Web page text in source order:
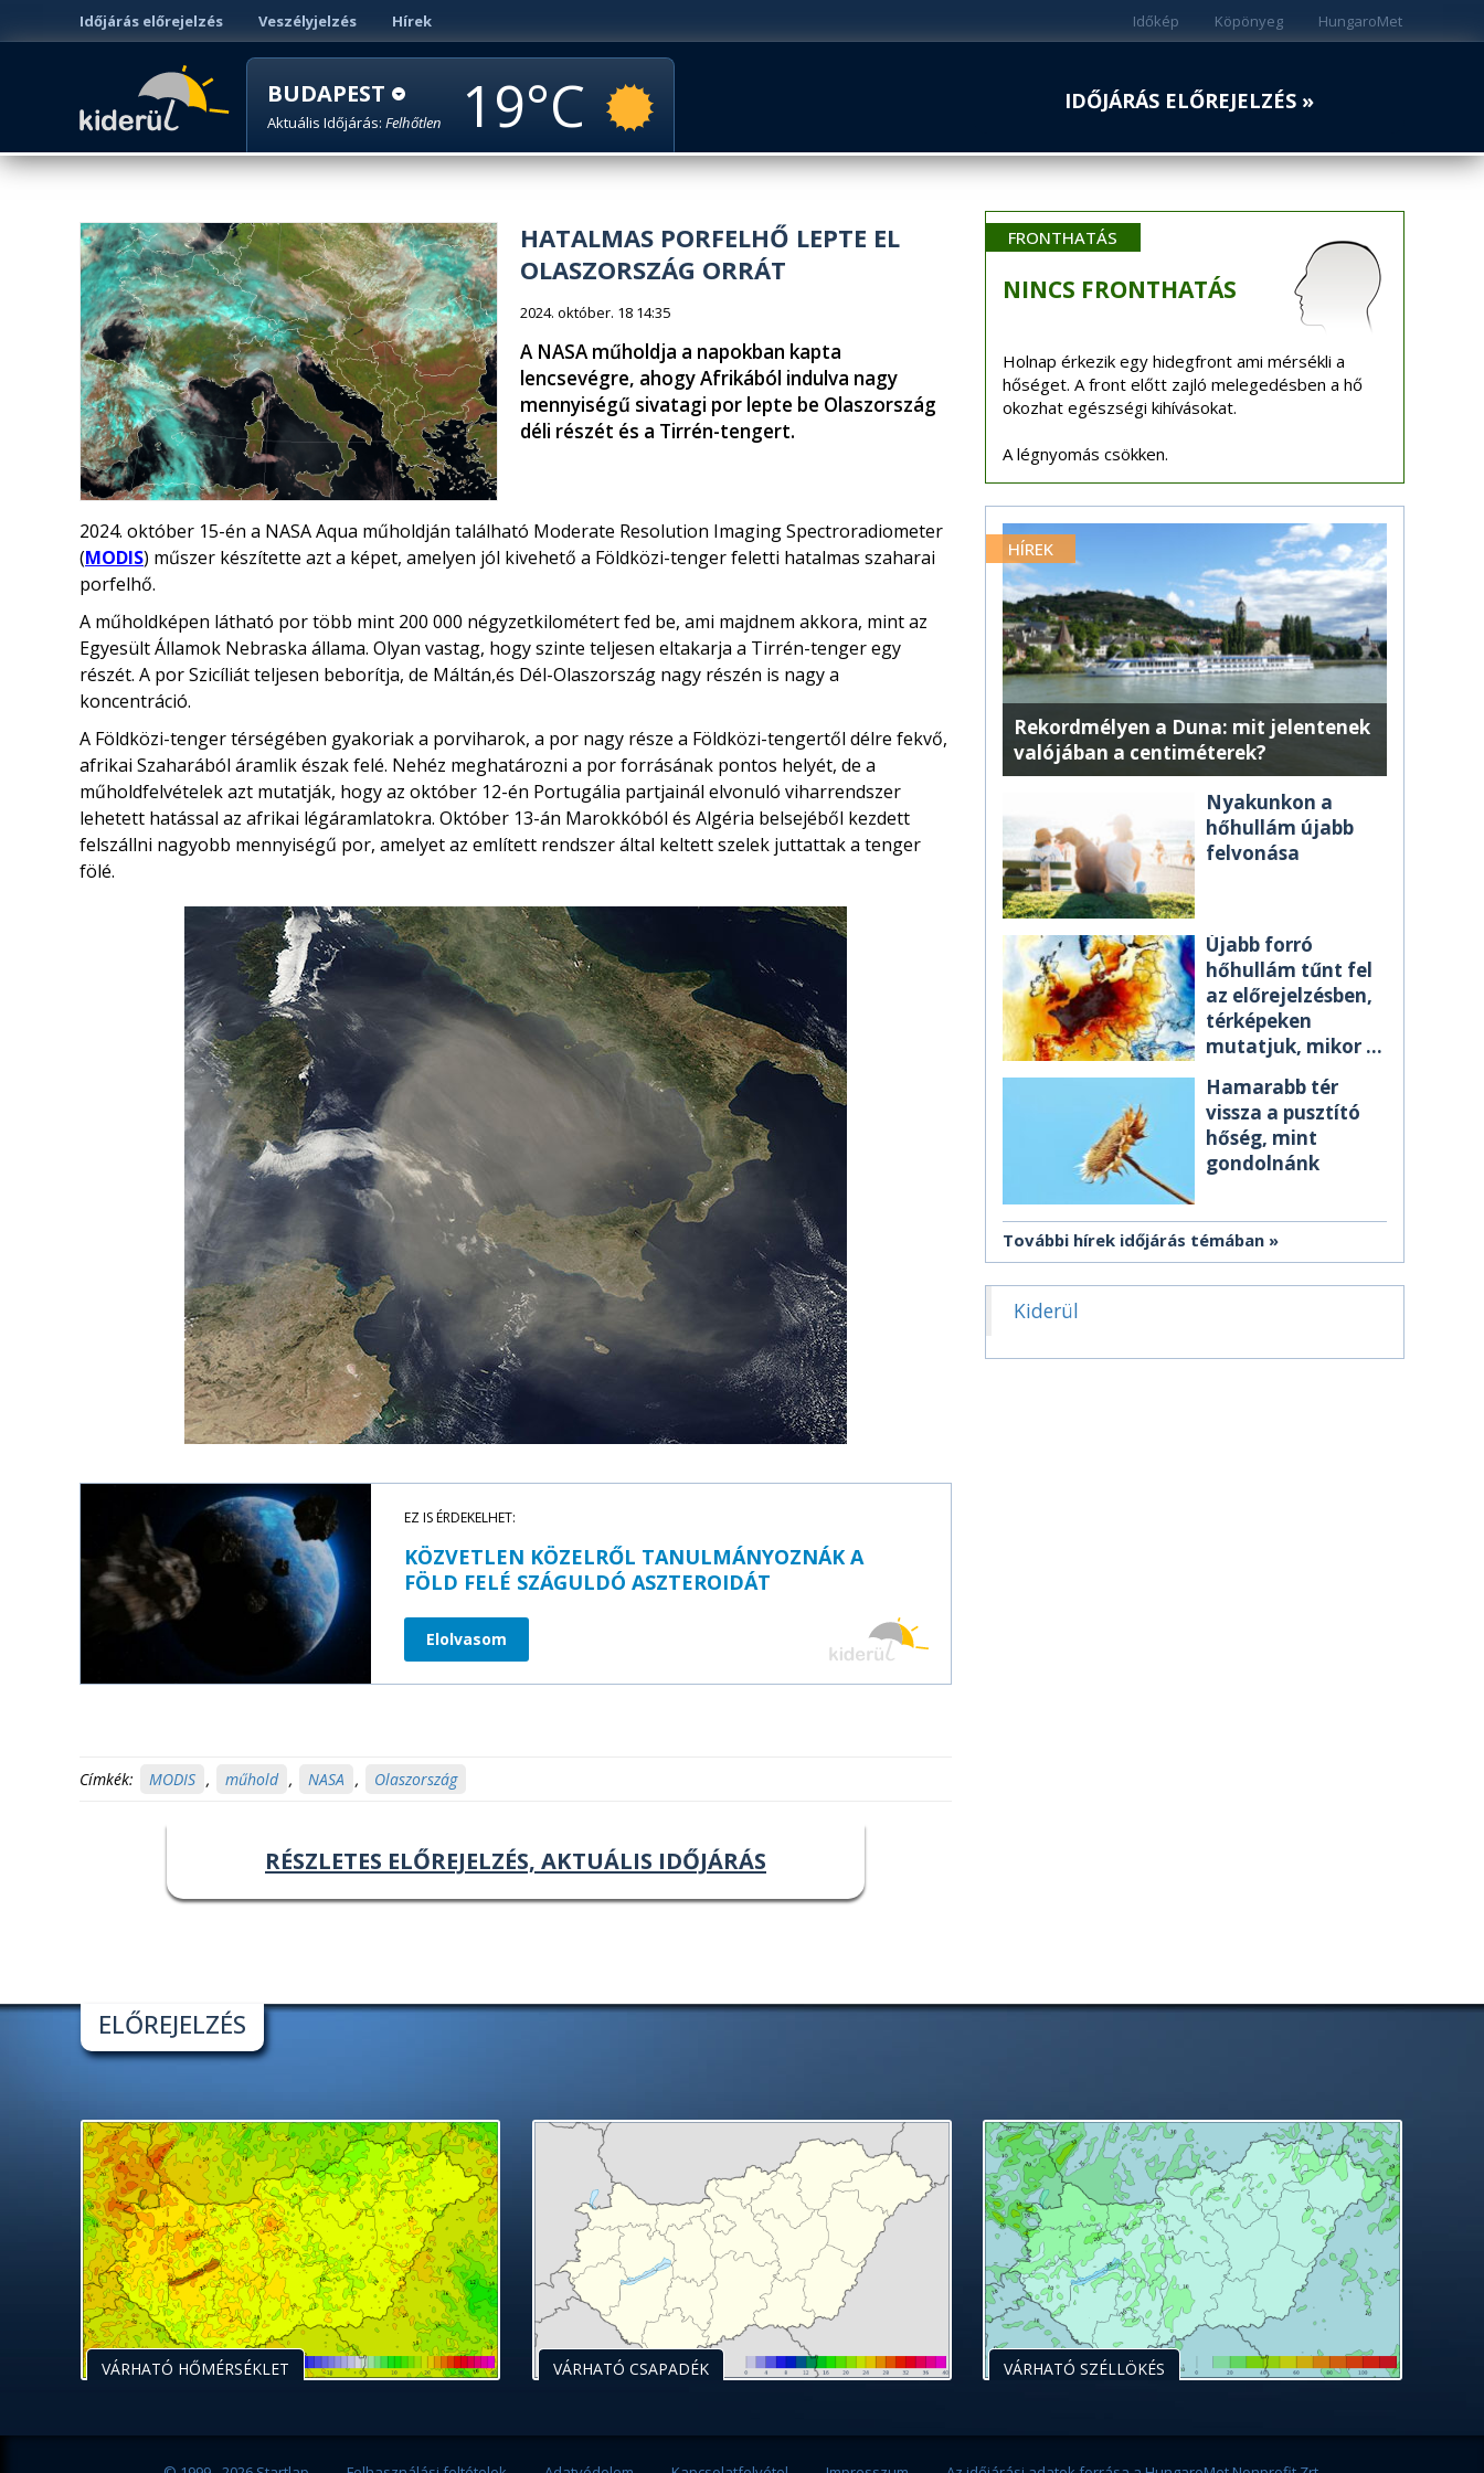
Időjárás előrejelzés Veszélyjelzés Hírek HungaroMet
Köpönyeg
Időkép
BUDAPEST
Aktuális Időjárás: Felhőtlen 19 IDŐJÁRÁS ELŐREJELZÉS »
HATALMAS PORFELHŐ LEPTE EL
OLASZORSZÁG ORRÁT
2024. október. 18 14:35
A NASA műholdja a napokban kapta
lencsevégre, ahogy Afrikából indulva nagy
mennyiségű sivatagi por lepte be Olaszország
déli részét és a Tirrén-tengert.
2024. október 15-én a NASA Aqua műholdján található Moderate Resolution Imaging Spectroradiometer
(MODIS) műszer készítette azt a képet, amelyen jól kivehető a Földközi-tenger feletti hatalmas szaharai
porfelhő.
A műholdképen látható por több mint 200 000 négyzetkilométert fed be, ami majdnem akkora, mint az
Egyesült Államok Nebraska állama. Olyan vastag, hogy szinte teljesen eltakarja a Tirrén-tenger egy
részét. A por Szicíliát teljesen beborítja, de Máltán,és Dél-Olaszország nagy részén is nagy a
koncentráció.
A Földközi-tenger térségében gyakoriak a porviharok, a por nagy része a Földközi-tengertől délre fekvő,
afrikai Szaharából áramlik észak felé. Nehéz meghatározni a por forrásának pontos helyét, de a
műholdfelvételek azt mutatják, hogy az október 12-én Portugália partjainál elvonuló viharrendszer
lehetett hatással az afrikai légáramlatokra. Október 13-án Marokkóból és Algéria belsejéből kezdett
felszállni nagyobb mennyiségű por, amelyet az említett rendszer által keltett szelek juttattak a tenger
fölé.
EZ IS ÉRDEKELHET:
KÖZVETLEN KÖZELRŐL TANULMÁNYOZNÁK A
FÖLD FELÉ SZÁGULDÓ ASZTEROIDÁT
Elolvasom
Címkék: MODIS , műhold , NASA , Olaszország
RÉSZLETES ELŐREJELZÉS, AKTUÁLIS IDŐJÁRÁS
FRONTHATÁS
NINCS FRONTHATÁS
Holnap érkezik egy hidegfront ami mérsékli a
hőséget. A front előtt zajló melegedésben a hő
okozhat egészségi kihívásokat.
A légnyomás csökken.
HÍREK
Rekordmélyen a Duna: mit jelentenek
valójában a centiméterek?
Nyakunkon a
hőhullám újabb
felvonása
Újabb forró
hőhullám tűnt fel
az előrejelzésben,
térképeken
mutatjuk, mikor ér
Hamarabb tér
vissza a pusztító
hőség, mint
gondolnánk
További hírek időjárás témában
Kiderül
ELŐREJELZÉS
VÁRHATÓ HŐMÉRSÉKLET VÁRHATÓ CSAPADÉK VÁRHATÓ SZÉLLÖKÉS